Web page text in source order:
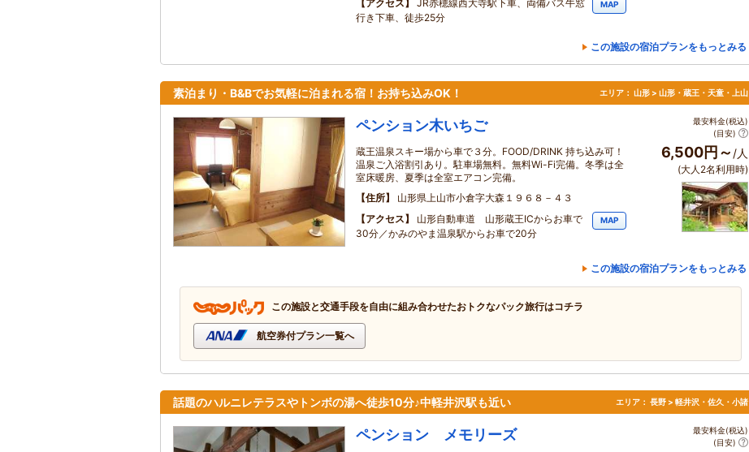
アクセス
JR赤穂線西大寺駅下車、両備バス牛窓
行き下車、徒歩25分
MAP
この施設の宿泊プランをもっとみる
素泊まり・B&Bでお気軽に泊まれる宿！お持ち込みOK！ エリア： 山形 > 山形・蔵王・天童・上山
ペンション木いちご
蔵王温泉スキー場から車で３分。FOOD/DRINK 持ち込み可！
温泉ご入浴割引あり。駐車場無料。無料Wi-Fi完備。冬季は全
室床暖房、夏季は全室エアコン完備。
住所
山形県上山市小倉字大森１９６８－４３
アクセス
山形自動車道 山形蔵王ICからお車で
30分／かみのやま温泉駅からお車で20分
MAP
最安料金(税込)
(目安)
6,500円～/人
(大人2名利用時)
この施設の宿泊プランをもっとみる
この施設と交通手段を自由に組み合わせたおトクなパック旅行はコチラ
航空券付プラン一覧へ
話題のハルニレテラスやトンボの湯へ徒歩10分♪中軽井沢駅も近い エリア： 長野 > 軽井沢・佐久・小諸
ペンション メモリーズ
最安料金(税込)
(目安)